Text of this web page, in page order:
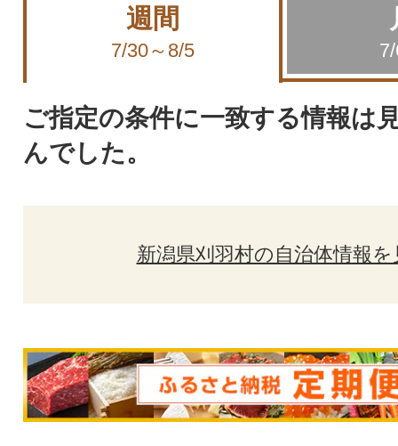
週間
7/30～8/5
ご指定の条件に一致する情報は
んでした。
新潟県刈羽村の自治体情報を